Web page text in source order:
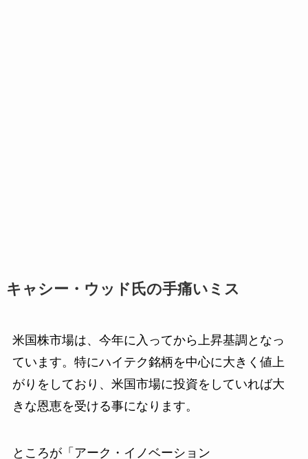
キャシー・ウッド氏の手痛いミス
米国株市場は、今年に入ってから上昇基調となっ
ています。特にハイテク銘柄を中心に大きく値上
がりをしており、米国市場に投資をしていれば大
きな恩恵を受ける事になります。
ところが「アーク・イノベーション